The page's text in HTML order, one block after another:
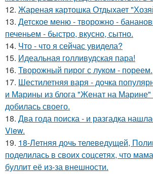
12. Жареная картошка Отдыхает
13. Детское меню - творожно -
печеньем - быстро, вкусно, сытно.
14. Что - что я сейчас увидела?
15. Идеальная голливудская пара!
16. Творожный пирог с луком - пореем.
17. Шестилетняя варя - дочка
и Марины из блога "Женат на Марине"
добилась своего.
18. Два года поиска - и разгадка
View.
19. 18-Летняя дочь телеведущей,
поделилась в своих соцсетях, что
буллит её из-за внешности.